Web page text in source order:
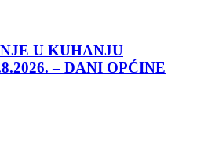
U KUHANJU
– DANI OPĆINE